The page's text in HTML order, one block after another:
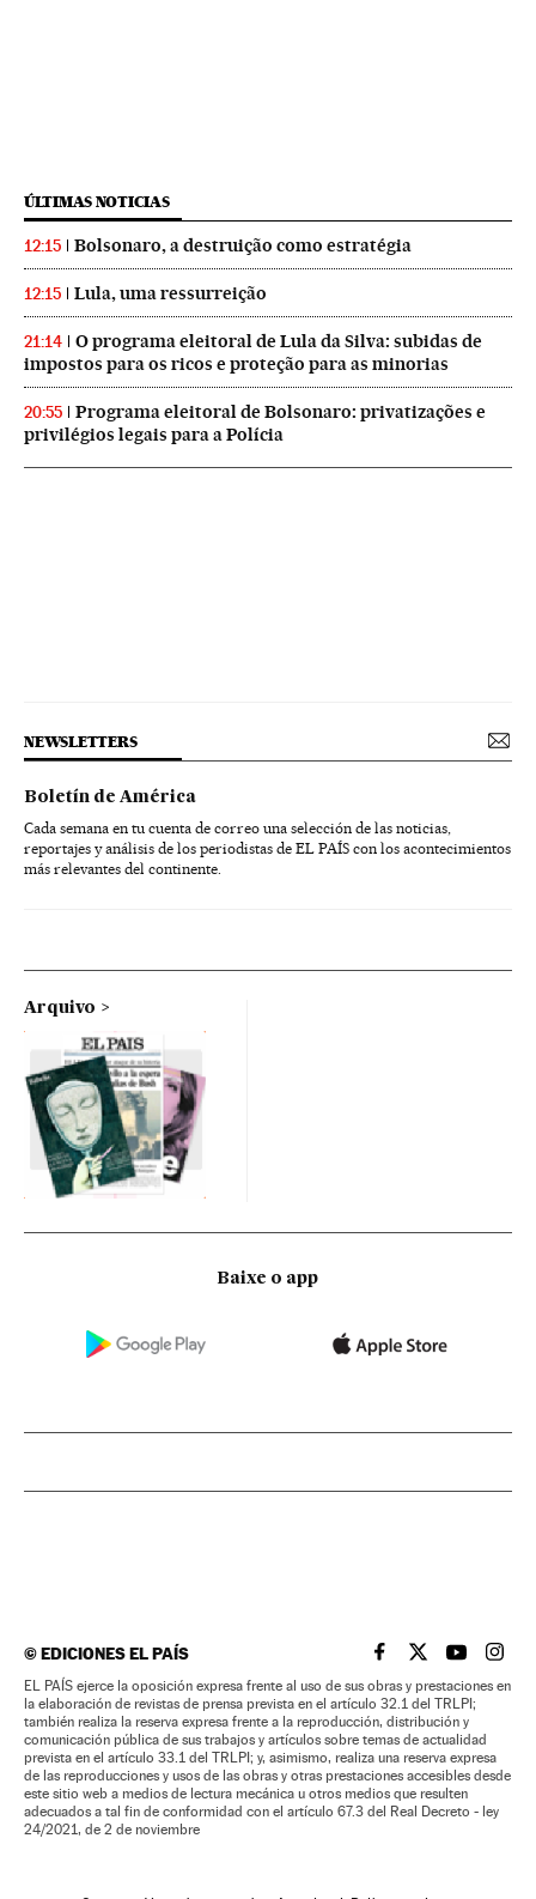
ÚLTIMAS NOTICIAS
12:15 Bolsonaro, a destruição como estratégia
12:15 Lula, uma ressurreição
21:14
O programa eleitoral de Lula da Silva: subidas de
impostos para os ricos e proteção para as minorias
20:55
Programa eleitoral de Bolsonaro: privatizações e
privilégios legais para a Polícia
NEWSLETTERS
Boletín de América
Cada semana en tu cuenta de correo una selección de las noticias,
reportajes y análisis de los periodistas de EL PAÍS con los acontecimientos
más relevantes del continente.
Arquivo
Baixe o app
©EDICIONES EL PAÍS EL PAÍS BRASIL EN
EL PAÍSEL PAÍS
EL
EL PAÍS ejerce la oposición expresa frente al uso de sus obras y prestaciones en
la elaboración de revistas de prensa prevista en el artículo 32.1 del TRLPI;
también realiza la reserva expresa frente a la reproducción, distribución y
comunicación pública de sus trabajos y artículos sobre temas de actualidad
prevista en el artículo 33.1 del TRLPI; y, asimismo, realiza una reserva expresa
de las reproducciones y usos de las obras y otras prestaciones accesibles desde
este sitio web a medios de lectura mecánica u otros medios que resulten
adecuados a tal fin de conformidad con el artículo 67.3 del Real Decreto - ley
24/2021, de 2 de noviembre